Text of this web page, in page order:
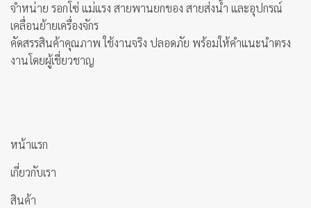
จำหน่าย รอกโซ่ แม่แรง สายพานยกของ สายส่งน้ำ และอุปกรณ์
เคลื่อนย้ายเครื่องจักร
คัดสรรสินค้าคุณภาพ ใช้งานจริง ปลอดภัย พร้อมให้คำแนะนำตรง
งานโดยผู้เชี่ยวชาญ
หน้าแรก
เกี่ยวกับเรา
สินค้า